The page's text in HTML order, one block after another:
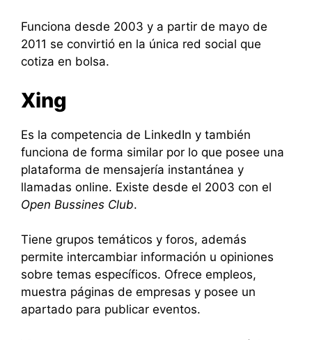
Funciona desde 2003 y a partir de mayo de
2011 se convirtió en la única red social que
cotiza en bolsa.
Xing
Es la competencia de LinkedIn y también
funciona de forma similar por lo que posee una
plataforma de mensajería instantánea y
llamadas online. Existe desde el 2003 con el
Open Bussines Club.
Tiene grupos temáticos y foros, además
permite intercambiar información u opiniones
sobre temas específicos. Ofrece empleos,
muestra páginas de empresas y posee un
apartado para publicar eventos.